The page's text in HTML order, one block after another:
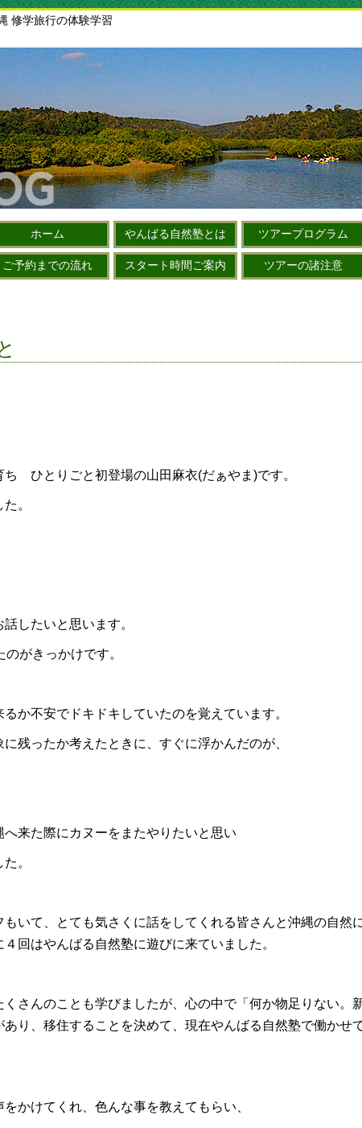
修学旅行の体験学習
ホーム やんばる自然塾とは ツアープログラム
ご予約までの流れ スタート時間ご案内 ツアーの諸注意
ひとりごと初登場の山田麻衣(だぁやま)です。
。
したいと思います。
がきっかけです。
か不安でドキドキしていたのを覚えています。
残ったか考えたときに、すぐに浮かんだのが、
来た際にカヌーをまたやりたいと思い
。
いて、とても気さくに話をしてくれる皆さんと沖縄の自然
回はやんばる自然塾に遊びに来ていました。
さんのことも学びましたが、心の中で「何か物足りない。
り、移住することを決めて、現在やんばる自然塾で働かせ
かけてくれ、色んな事を教えてもらい、